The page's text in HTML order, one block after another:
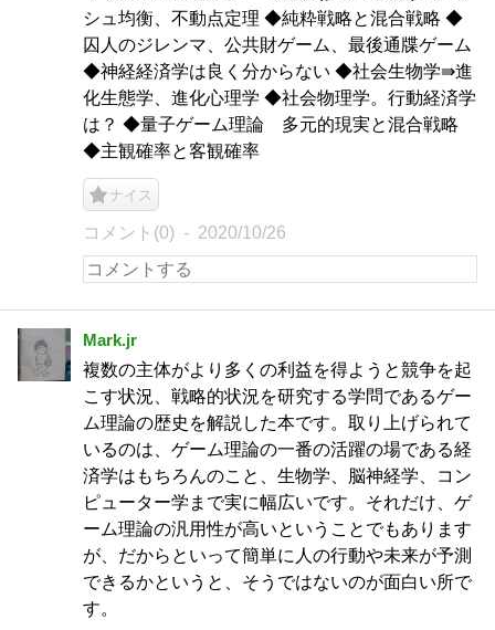
シュ均衡、不動点定理 ◆純粋戦略と混合戦略 ◆
囚人のジレンマ、公共財ゲーム、最後通牒ゲーム
◆神経経済学は良く分からない ◆社会生物学⇛進
化生態学、進化心理学 ◆社会物理学。行動経済学
は？ ◆量子ゲーム理論 多元的現実と混合戦略
◆主観確率と客観確率
ナイス
コメント(0) 2020/10/26
Mark.jr
複数の主体がより多くの利益を得ようと競争を起
こす状況、戦略的状況を研究する学問であるゲー
ム理論の歴史を解説した本です。取り上げられて
いるのは、ゲーム理論の一番の活躍の場である経
済学はもちろんのこと、生物学、脳神経学、コン
ピューター学まで実に幅広いです。それだけ、ゲ
ーム理論の汎用性が高いということでもあります
が、だからといって簡単に人の行動や未来が予測
できるかというと、そうではないのが面白い所で
す。